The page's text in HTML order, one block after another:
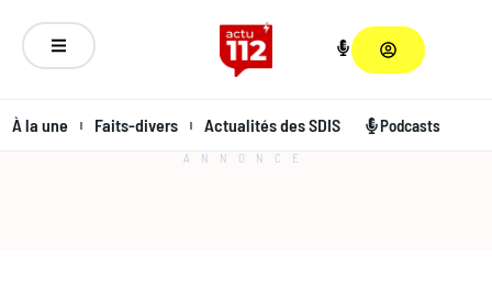
À la une Faits-divers Actualités des SDIS Podcasts
ANNONCE